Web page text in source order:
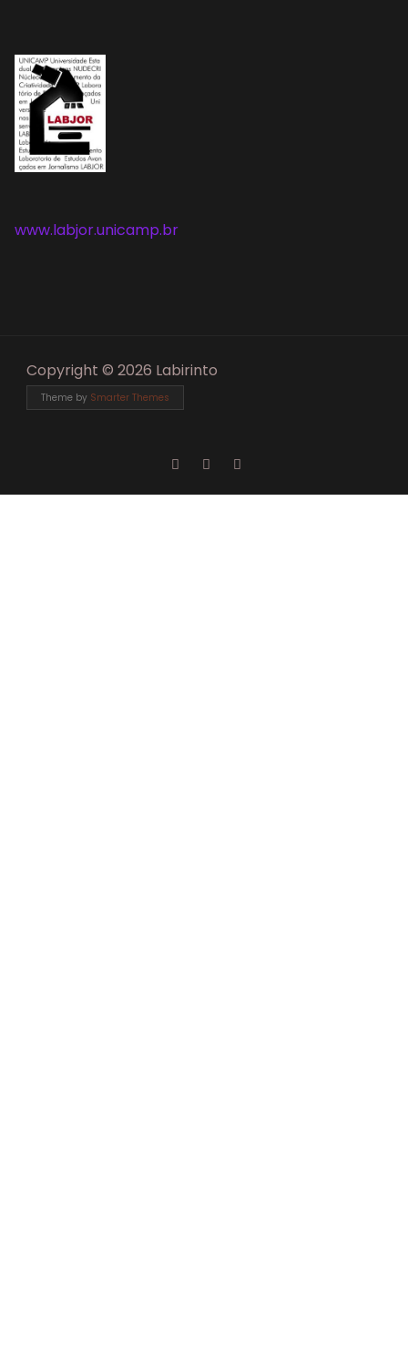
www.labjor.unicamp.br
Copyright © 2026 Labirinto
Theme by Smarter Themes